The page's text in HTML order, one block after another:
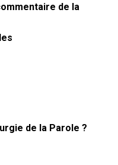
de la
de la Parole ?